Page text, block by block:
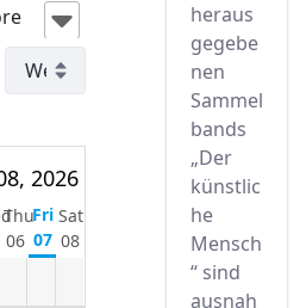
2026
Thu
06
Fri
07
Sat
08
heraus
gegebe
nen
Sammel
bands
„Der
künstlic
he
Mensch
“ sind
ausnah